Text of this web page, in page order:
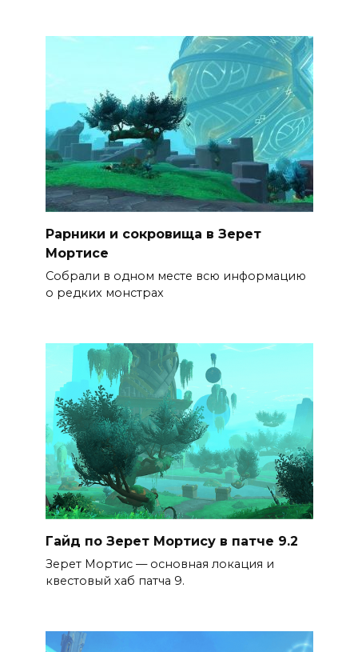
Рарники и сокровища в Зерет
Мортисе
Собрали в одном месте всю информацию
о редких монстрах
Гайд по Зерет Мортису в патче 9.2
Зерет Мортис — основная локация и
квестовый хаб патча 9.